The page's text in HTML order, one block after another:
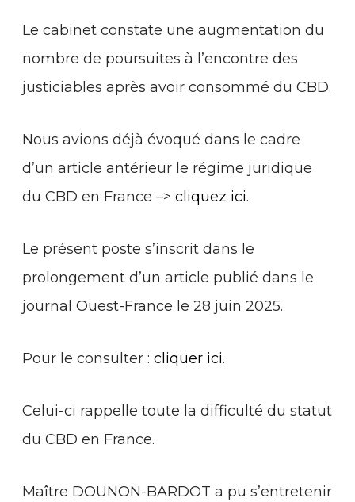
Le cabinet constate une augmentation du
nombre de poursuites à l’encontre des
justiciables après avoir consommé du CBD.
Nous avions déjà évoqué dans le cadre
d’un article antérieur le régime juridique
du CBD en France –> cliquez ici.
Le présent poste s’inscrit dans le
prolongement d’un article publié dans le
journal Ouest-France le 28 juin 2025.
Pour le consulter : cliquer ici.
Celui-ci rappelle toute la difficulté du statut
du CBD en France.
Maître DOUNON-BARDOT a pu s’entretenir